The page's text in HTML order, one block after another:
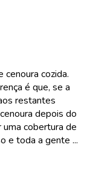
cozida.
é que, se a
restantes
depois do
cobertura de
e toda a gente ...